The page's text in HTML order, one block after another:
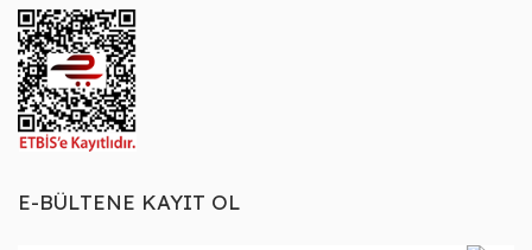
E-BÜLTENE KAYIT OL